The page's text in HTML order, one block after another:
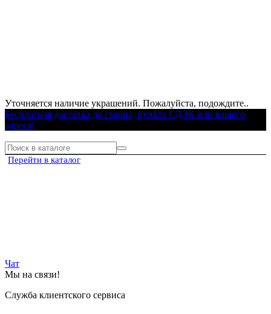
Уточняется наличие украшений. Пожалуйста, подождите..
Бесплатная доставка до салона, пункта СДЭК или вашего
адреса!
Перейти в каталог
Чат
Мы на связи!
Служба клиентского сервиса